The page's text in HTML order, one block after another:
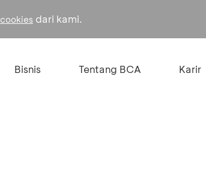
cookies dari kami.
Bisnis Tentang BCA Karir